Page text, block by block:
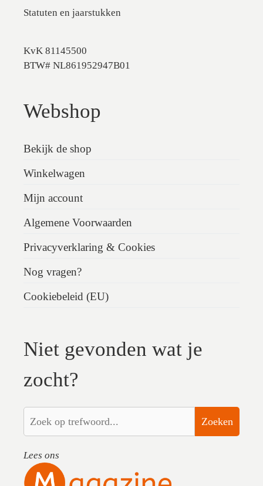
Statuten en jaarstukken
KvK 81145500
BTW# NL861952947B01
Webshop
Bekijk de shop
Winkelwagen
Mijn account
Algemene Voorwaarden
Privacyverklaring & Cookies
Nog vragen?
Cookiebeleid (EU)
Niet gevonden wat je
zocht?
Zoeken
Lees ons